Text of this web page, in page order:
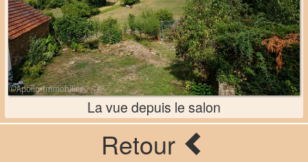
La vue depuis le salon
Retour